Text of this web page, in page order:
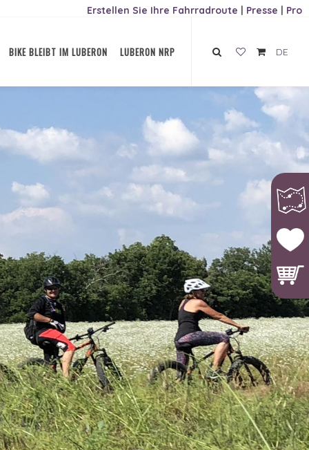
Erstellen Sie Ihre Fahrradroute | Presse | Pro
BIKE BLEIBT IM LUBERON LUBERON NRP DE